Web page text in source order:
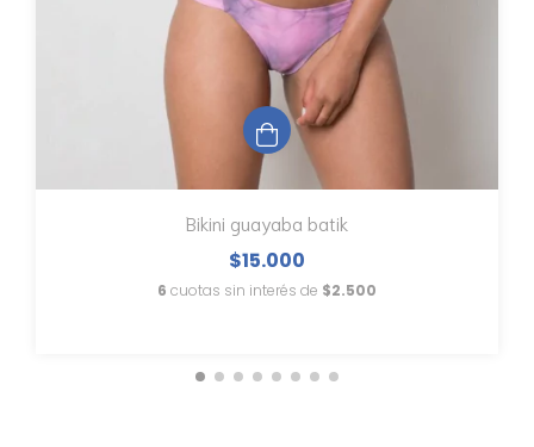
Bikini guayaba batik
$15.000
6 cuotas sin interés de $2.500